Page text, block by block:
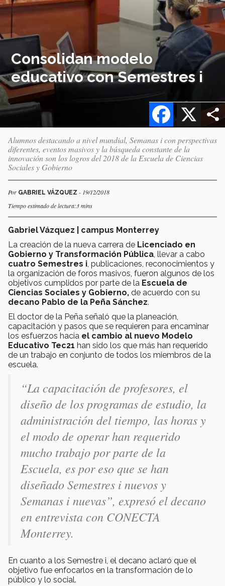
Consolidan modelo
educativo con Semestres i
X
Facebook
Alumnos destacando a nivel mundial, Semanas i con perspectivas
diferentes, eventos masivos y la búsqueda constante de la
innovación son los logros del 2018 de la Escuela de Ciencias
Sociales y Gobierno
Por GABRIEL VÁZQUEZ - 19/12/2018
Tiempo estimado de lectura:3 mins
Gabriel Vázquez | campus Monterrey
La creación de la nueva carrera de Licenciado en
Gobierno y Transformación Pública , llevar a cabo
cuatro Semestres i , publicaciones, reconocimientos y
la organización de foros masivos, fueron algunos de los
objetivos cumplidos por parte de la Escuela de
Ciencias Sociales y Gobierno, de acuerdo con su
decano Pablo de la Peña Sánchez.
El doctor de la Peña señaló que la planeación,
capacitación y pasos que se requieren para encaminar
los esfuerzos hacia el cambio al nuevo Modelo
Educativo Tec21 han sido los que más han requerido
de un trabajo en conjunto de todos los miembros de la
escuela.
“La capacitación de profesores, el
diseño de los programas de estudio, la
administración del tiempo, las horas y
el modo de operar han requerido
mucho trabajo por parte de la
Escuela, es por eso que se han
diseñado Semestres i nuevos y
Semanas i nuevas”, expresó el decano
en entrevista con CONECTA
Monterrey.
En cuanto a los Semestre i, el decano aclaró que el
objetivo fue enfocarlos en la transformación de lo
público y lo social.